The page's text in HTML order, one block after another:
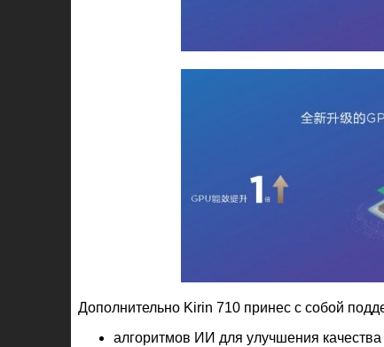
Дополнительно Kirin 710 принес с собой
алгоритмов ИИ для улучшения